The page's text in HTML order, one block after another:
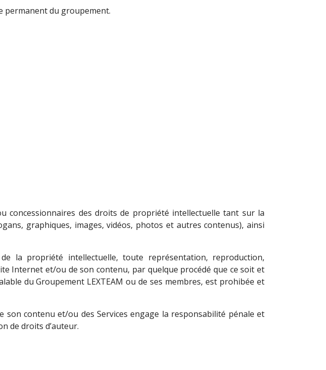
permanent du groupement.
concessionnaires des droits de propriété intellectuelle tant sur la
graphiques, images, vidéos, photos et autres contenus), ainsi
la propriété intellectuelle, toute représentation, reproduction,
Internet et/ou de son contenu, par quelque procédé que ce soit et
du Groupement LEXTEAM ou de ses membres, est prohibée et
contenu et/ou des Services engage la responsabilité pénale et
de droits d’auteur.